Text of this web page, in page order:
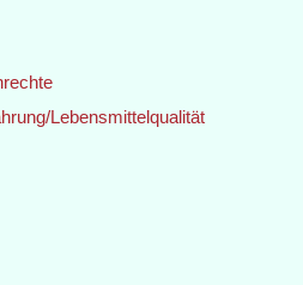
Lebensmittelqualität